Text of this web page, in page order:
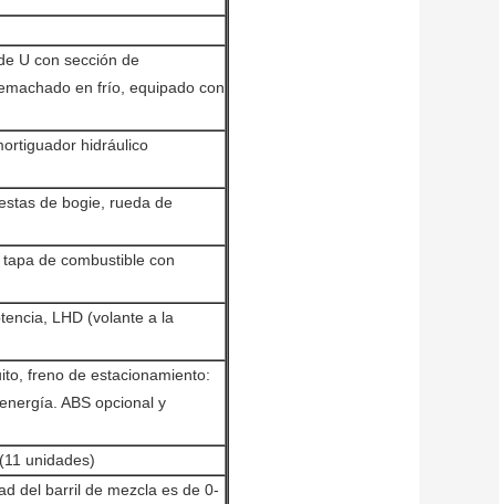
U con sección de
en frío, equipado con
hidráulico
de bogie, rueda de
de combustible con
LHD (volante a la
freno de estacionamiento:
ABS opcional y
unidades)
del barril de mezcla es de 0-